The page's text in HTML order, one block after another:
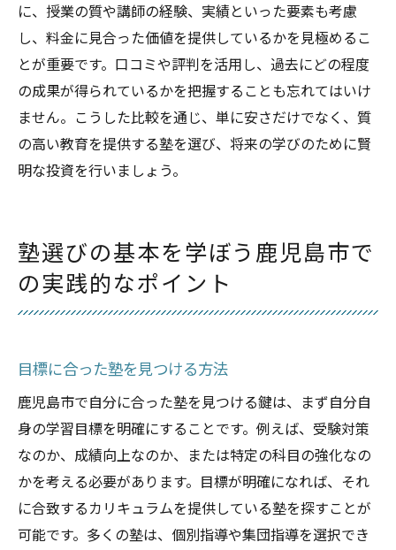
に、授業の質や講師の経験、実績といった要素も考慮
し、料金に見合った価値を提供しているかを見極めるこ
とが重要です。口コミや評判を活用し、過去にどの程度
の成果が得られているかを把握することも忘れてはいけ
ません。こうした比較を通じ、単に安さだけでなく、質
の高い教育を提供する塾を選び、将来の学びのために賢
明な投資を行いましょう。
塾選びの基本を学ぼう鹿児島市で
の実践的なポイント
目標に合った塾を見つける方法
鹿児島市で自分に合った塾を見つける鍵は、まず自分自
身の学習目標を明確にすることです。例えば、受験対策
なのか、成績向上なのか、または特定の科目の強化なの
かを考える必要があります。目標が明確になれば、それ
に合致するカリキュラムを提供している塾を探すことが
可能です。多くの塾は、個別指導や集団指導を選択でき